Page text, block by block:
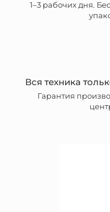
1–3 рабочих дня.
Вся техника
Гарантия